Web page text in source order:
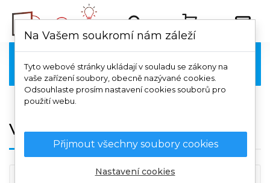
Vivo 
Vivo X60 Pro 5G
Na Vašem soukromí nám záleží
Tyto webové stránky ukládají v souladu se zákony na
vaše zařízení soubory, obecně nazývané cookies.
Odsouhlaste prosím nastavení cookies souborů pro
použití webu.
Přijmout všechny soubory cookies
Nastavení cookies